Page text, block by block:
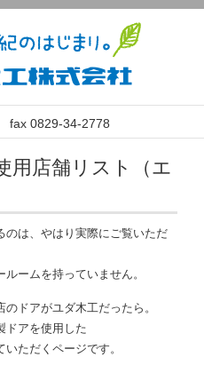
fax 0829-34-2778
用店舗リスト（エ
のは、やはり実際にご覧いただ
ームを持っていません。
ドアがユダ木工だったら。
ドアを使用した
ただくページです。